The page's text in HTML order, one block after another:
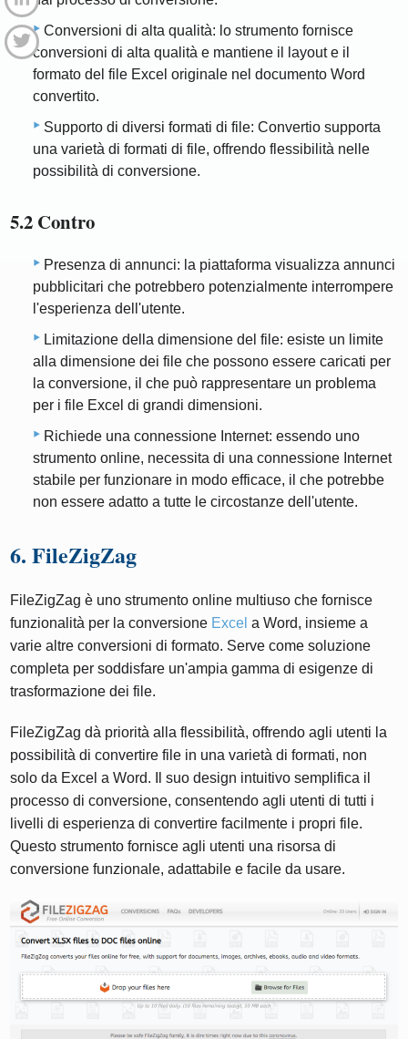
Conversioni di alta qualità: lo strumento fornisce
conversioni di alta qualità e mantiene il layout e il
formato del file Excel originale nel documento Word
convertito.
Supporto di diversi formati di file: Convertio supporta
una varietà di formati di file, offrendo flessibilità nelle
possibilità di conversione.
5.2 Contro
Presenza di annunci: la piattaforma visualizza annunci
pubblicitari che potrebbero potenzialmente interrompere
l'esperienza dell'utente.
Limitazione della dimensione del file: esiste un limite
alla dimensione dei file che possono essere caricati per
la conversione, il che può rappresentare un problema
per i file Excel di grandi dimensioni.
Richiede una connessione Internet: essendo uno
strumento online, necessita di una connessione Internet
stabile per funzionare in modo efficace, il che potrebbe
non essere adatto a tutte le circostanze dell'utente.
6. FileZigZag
FileZigZag è uno strumento online multiuso che fornisce
funzionalità per la conversione Excel a Word, insieme a
varie altre conversioni di formato. Serve come soluzione
completa per soddisfare un'ampia gamma di esigenze di
trasformazione dei file.
FileZigZag dà priorità alla flessibilità, offrendo agli utenti la
possibilità di convertire file in una varietà di formati, non
solo da Excel a Word. Il suo design intuitivo semplifica il
processo di conversione, consentendo agli utenti di tutti i
livelli di esperienza di convertire facilmente i propri file.
Questo strumento fornisce agli utenti una risorsa di
conversione funzionale, adattabile e facile da usare.